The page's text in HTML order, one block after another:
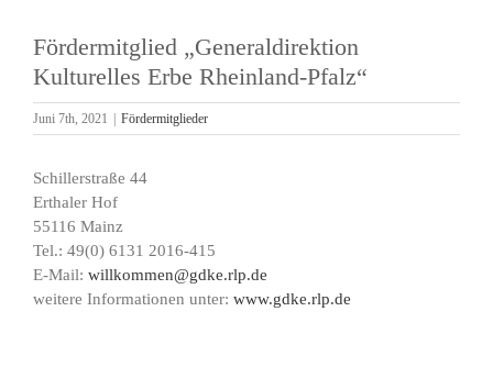
Fördermitglied „Generaldirektion
Kulturelles Erbe Rheinland-Pfalz“
Juni 7th, 2021 Fördermitglieder
Schillerstraße 44
Erthaler Hof
55116 Mainz
Tel.: 49(0) 6131 2016-415
E-Mail: willkommen@gdke.rlp.de
weitere Informationen unter: www.gdke.rlp.de